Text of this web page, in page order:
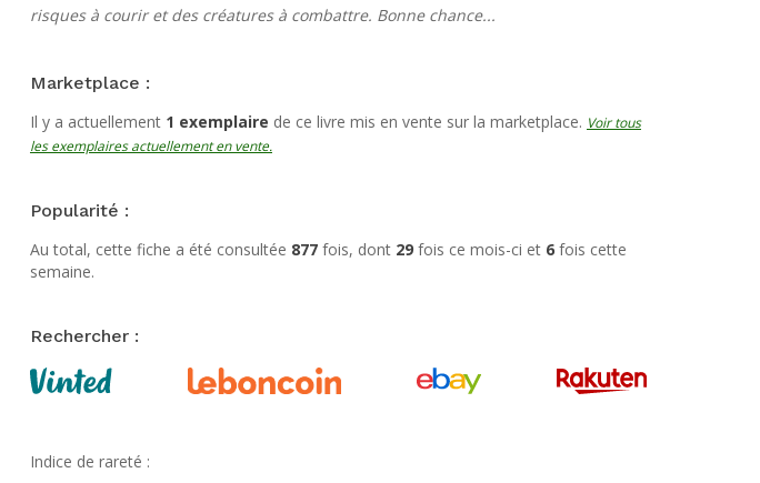
risques à courir et des créatures à combattre. Bonne chance...
Marketplace :
Il y a actuellement 1 exemplaire de ce livre mis en vente sur la marketplace. Voir tous
les exemplaires actuellement en vente.
Popularité :
Au total, cette fiche a été consultée 877fois, dont 29fois ce mois-ci et 6fois cette
semaine.
Rechercher :
Indice de rareté :